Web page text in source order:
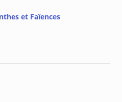
et Faïences